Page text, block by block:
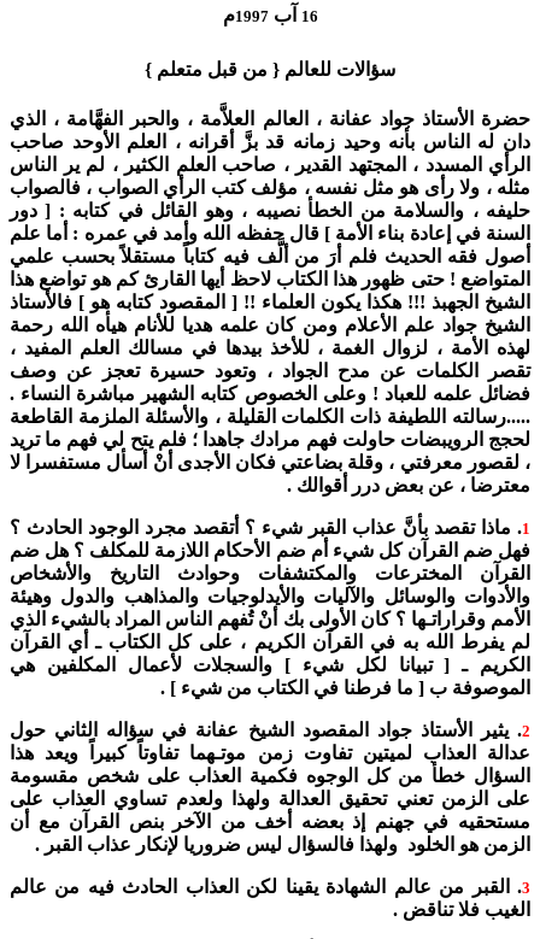
16 آب1997م
سؤالات للعالم { من قبل متعلم }
حضرة الأستاذ جواد عفانة ، العالم العلاَّمة ، والحبر الفهَّامة ، الذي
دان له الناس بأنه وحيد زمانه قد بزَّ أقرانه ، العلم الأوحد صاحب
الرأي المسدد ، المجتهد القدير ، صاحب العلم الكثير ، لم ير الناس
مثله ، ولا رأى هو مثل نفسه ، مؤلف كتب الرأي الصواب ، فالصواب
حليفه ، والسلامة من الخطأ نصيبه ، وهو القائل في كتابه : [ دور
السنة في إعادة بناء الأمة ] قال حفظه الله وأمد في عمره : أما علم
أصول فقه الحديث فلم أرَ من ألَّف فيه كتاباً مستقلاً بحسب علمي
المتواضع ! حتى ظهور هذا الكتاب لاحظ أيها القارئ كم هو تواضع هذا
الشيخ الجهبذ !!! هكذا يكون العلماء !! [ المقصود كتابه هو ] فالأستاذ
الشيخ جواد علم الأعلام ومن كان علمه هديا للأنام هيأه الله رحمة
لهذه الأمة ، لزوال الغمة ، للأخذ بيدها في مسالك العلم المفيد ،
تقصر الكلمات عن مدح الجواد ، وتعود حسيرة تعجز عن وصف
فضائل علمه للعباد ! وعلى الخصوص كتابه الشهير مباشرة النساء .
.....رسالته اللطيفة ذات الكلمات القليلة ، والأسئلة الملزمة القاطعة
لحجج الرويبضات حاولت فهم مرادك جاهدا ؛ فلم يتح لي فهم ما تريد
، لقصور معرفتي ، وقلة بضاعتي فكان الأجدى أنْ أسأل مستفسرا لا
معترضا ، عن بعض درر أقوالك .
1. ماذا تقصد بأنَّ عذاب القبر شيء ؟ أتقصد مجرد الوجود الحادث ؟
فهل ضم القرآن كل شيء أم ضم الأحكام اللازمة للمكلف ؟ هل ضم
القرآن المخترعات والمكتشفات وحوادث التاريخ والأشخاص
والأدوات والوسائل والآليات والأيدلوجيات والمذاهب والدول وهيئة
الأمم وقراراتـها ؟ كان الأولى بك أنْ تُفهم الناس المراد بالشيء الذي
لم يفرط الله به في القرآن الكريم ، على كل الكتاب ـ أي القرآن
الكريم ـ [ تبيانا لكل شيء ] والسجلات لأعمال المكلفين هي
الموصوفة ب [ ما فرطنا في الكتاب من شيء ] .
2. يثير الأستاذ جواد المقصود الشيخ عفانة في سؤاله الثاني حول
عدالة العذاب لميتين تفاوت زمن موتـهما تفاوتاً كبيراً ويعد هذا
السؤال خطأ من كل الوجوه فكمية العذاب على شخص مقسومة
على الزمن تعني تحقيق العدالة ولهذا ولعدم تساوي العذاب على
مستحقيه في جهنم إذ بعضه أخف من الآخر بنص القرآن مع أن
الزمن هو الخلود ولهذا فالسؤال ليس ضروريا لإنكار عذاب القبر .
3. القبر من عالم الشهادة يقينا لكن العذاب الحادث فيه من عالم
الغيب فلا تناقض .